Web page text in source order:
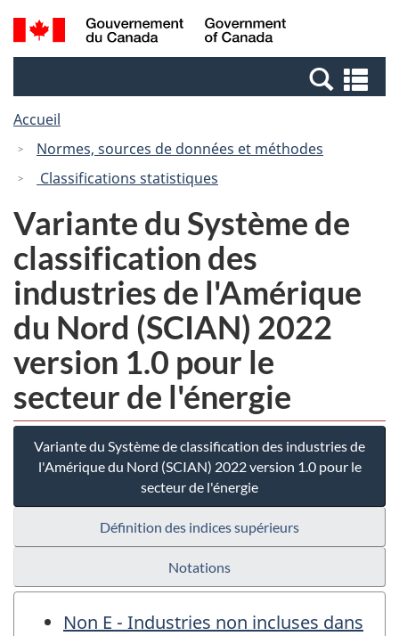
Passer
au
Passer
à
Canada
Recherche
et
et
Accueil
Normes, sources de données et méthodes
Classifications statistiques
Variante du Système de
classification des
industries de l'Amérique
du Nord (SCIAN) 2022
version 1.0 pour le
secteur de l'énergie
Variante du Système de classification des industries de
l'Amérique du Nord (SCIAN) 2022 version 1.0 pour le
secteur de l'énergie
Définition des indices supérieurs
Notations
Non E - Industries non incluses dans